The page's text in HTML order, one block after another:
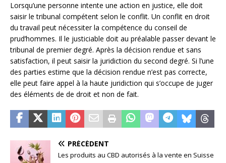
Lorsqu’une personne intente une action en justice, elle doit
saisir le tribunal compétent selon le conflit. Un conflit en droit
du travail peut nécessiter la compétence du conseil de
prud’hommes. Il le justiciable doit au préalable passer devant le
tribunal de premier degré. Après la décision rendue et sans
satisfaction, il peut saisir la juridiction du second degré. Si l’une
des parties estime que la décision rendue n’est pas correcte,
elle peut faire appel à la haute juridiction qui s’occupe de juger
des éléments de de droit et non de fait.
PRÉCÉDENT
Les produits au CBD autorisés à la vente en Suisse